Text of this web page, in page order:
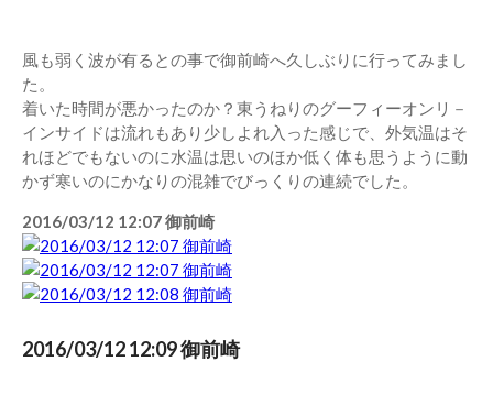
風も弱く波が有るとの事で御前崎へ久しぶりに行ってみまし
た。
着いた時間が悪かったのか？東うねりのグーフィーオンリ－
インサイドは流れもあり少しよれ入った感じで、外気温はそ
れほどでもないのに水温は思いのほか低く体も思うように動
かず寒いのにかなりの混雑でびっくりの連続でした。
2016/03/12 12:07 御前崎
2016/03/12 12:09 御前崎